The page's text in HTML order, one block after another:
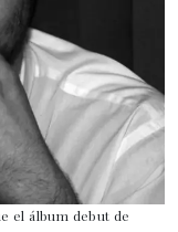
el álbum debut de